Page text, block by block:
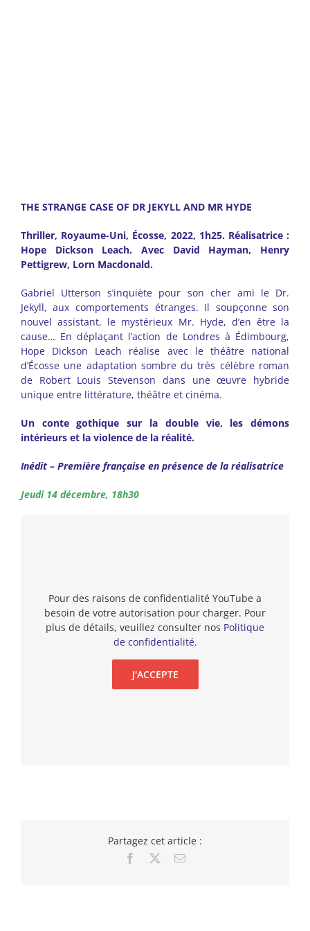
THE STRANGE CASE OF DR JEKYLL AND MR HYDE
Thriller, Royaume-Uni, Écosse, 2022, 1h25. Réalisatrice :
Hope Dickson Leach. Avec David Hayman, Henry
Pettigrew, Lorn Macdonald.
Gabriel Utterson s’inquiète pour son cher ami le Dr.
Jekyll, aux comportements étranges. Il soupçonne son
nouvel assistant, le mystérieux Mr. Hyde, d’en être la
cause… En déplaçant l’action de Londres à Édimbourg,
Hope Dickson Leach réalise avec le théâtre national
d’Écosse une adaptation sombre du très célèbre roman
de Robert Louis Stevenson dans une œuvre hybride
unique entre littérature, théâtre et cinéma.
Un conte gothique sur la double vie, les démons
intérieurs et la violence de la réalité.
Inédit – Première française en présence de la réalisatrice
Jeudi 14 décembre, 18h30
Pour des raisons de confidentialité YouTube a
besoin de votre autorisation pour charger. Pour
plus de détails, veuillez consulter nos Politique
de confidentialité.
J'ACCEPTE
Partagez cet article :
Facebook Email